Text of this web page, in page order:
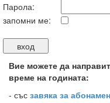
Парола:
запомни ме:
Вие можете да
време на годината:
- със завяка за